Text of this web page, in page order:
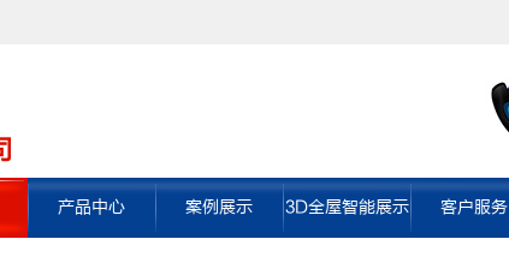
产品中心 案例展示 3D全屋智能展示 客户服务